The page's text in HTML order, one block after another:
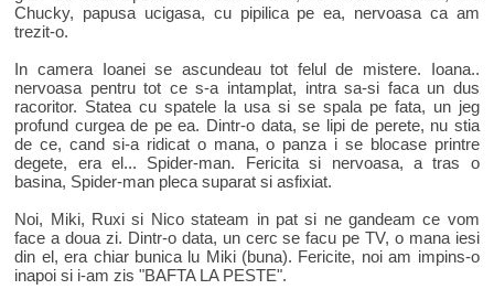
Chucky, papusa ucigasa, cu pipilica pe ea, nervoasa ca am
trezit-o.
In camera Ioanei se ascundeau tot felul de mistere. Ioana..
nervoasa pentru tot ce s-a intamplat, intra sa-si faca un dus
racoritor. Statea cu spatele la usa si se spala pe fata, un jeg
profund curgea de pe ea. Dintr-o data, se lipi de perete, nu stia
de ce, cand si-a ridicat o mana, o panza i se blocase printre
degete, era el... Spider-man. Fericita si nervoasa, a tras o
basina, Spider-man pleca suparat si asfixiat.
Noi, Miki, Ruxi si Nico stateam in pat si ne gandeam ce vom
face a doua zi. Dintr-o data, un cerc se facu pe TV, o mana iesi
din el, era chiar bunica lu Miki (buna). Fericite, noi am impins-o
inapoi si i-am zis "BAFTA LA PESTE".